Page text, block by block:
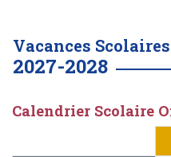
Vacances
2027-2028
Calendrier Scolaire